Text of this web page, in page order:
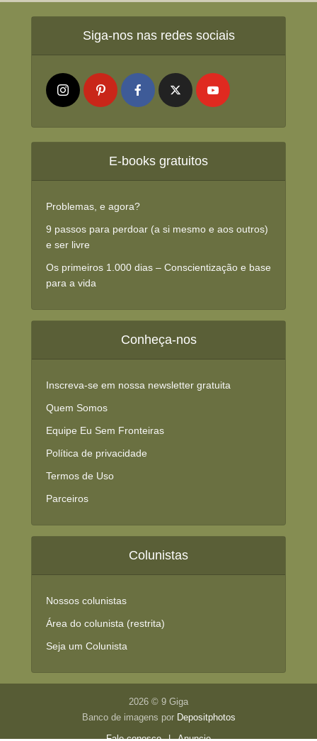
Siga-nos nas redes sociais
E-books gratuitos
Problemas, e agora?
9 passos para perdoar (a si mesmo e aos outros)
e ser livre
Os primeiros 1.000 dias – Conscientização e base
para a vida
Conheça-nos
Inscreva-se em nossa newsletter gratuita
Quem Somos
Equipe Eu Sem Fronteiras
Política de privacidade
Termos de Uso
Parceiros
Colunistas
Nossos colunistas
Área do colunista (restrita)
Seja um Colunista
2026 © 9 Giga
Banco de imagens por Depositphotos
Fale conosco
| Anuncie